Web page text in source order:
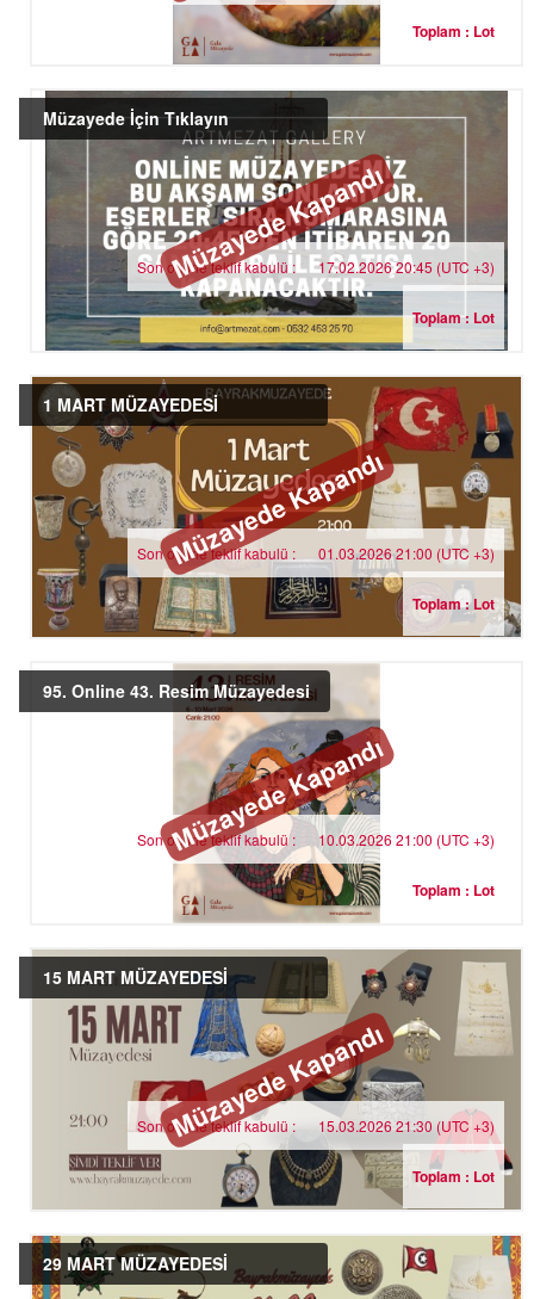
Toplam : Lot
Müzayede İçin Tıklayın
Müzayede Kapandı
Son online teklif kabulü : 17.02.2026 20:45 (UTC +3)
Toplam : Lot
1 MART MÜZAYEDESİ
Müzayede Kapandı
Son online teklif kabulü : 01.03.2026 21:00 (UTC +3)
Toplam : Lot
95. Online 43. Resim Müzayedesi
Müzayede Kapandı
Son online teklif kabulü : 10.03.2026 21:00 (UTC +3)
Toplam : Lot
15 MART MÜZAYEDESİ
Müzayede Kapandı
Son online teklif kabulü : 15.03.2026 21:30 (UTC +3)
Toplam : Lot
29 MART MÜZAYEDESİ